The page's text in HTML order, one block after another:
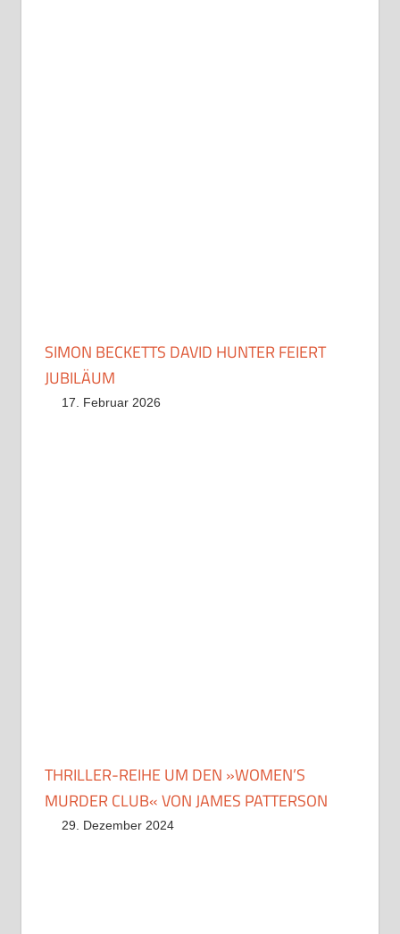
SIMON BECKETTS DAVID HUNTER FEIERT
JUBILÄUM
17. Februar 2026
THRILLER-REIHE UM DEN »WOMEN’S
MURDER CLUB« VON JAMES PATTERSON
29. Dezember 2024